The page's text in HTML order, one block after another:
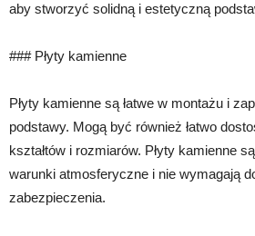
aby stworzyć solidną i estetyczną
### Płyty kamienne
Płyty kamienne są łatwe w montażu i
podstawy. Mogą być również łatwo
kształtów i rozmiarów. Płyty kamienne
warunki atmosferyczne i nie wymagają
zabezpieczenia.